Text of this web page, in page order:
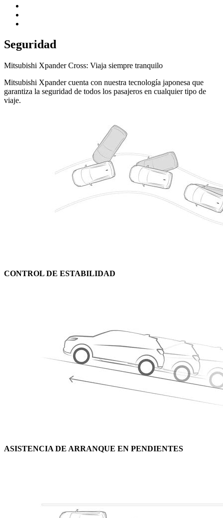
Seguridad
Mitsubishi Xpander Cross: Viaja siempre tranquilo
Mitsubishi Xpander cuenta con nuestra tecnología japonesa que
garantiza la seguridad de todos los pasajeros en cualquier tipo de
viaje.
CONTROL DE ESTABILIDAD
ASISTENCIA DE ARRANQUE EN PENDIENTES